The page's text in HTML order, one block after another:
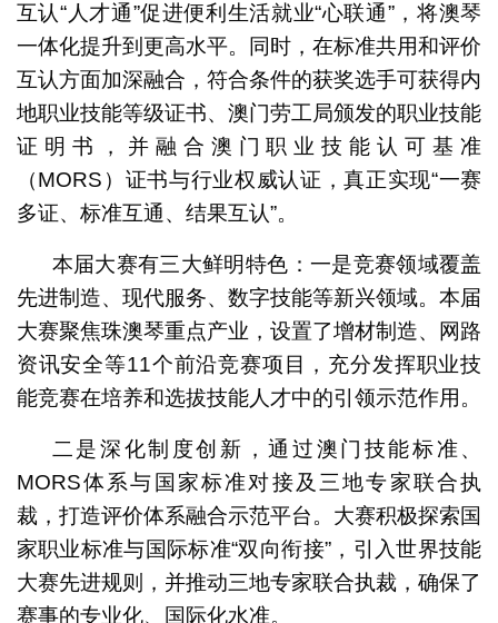
互认“人才通”促进便利生活就业“心联通”，将澳琴
一体化提升到更高水平。同时，在标准共用和评价
互认方面加深融合，符合条件的获奖选手可获得内
地职业技能等级证书、澳门劳工局颁发的职业技能
证明书，并融合澳门职业技能认可基准
（MORS）证书与行业权威认证，真正实现“一赛
多证、标准互通、结果互认”。
本届大赛有三大鲜明特色：一是竞赛领域覆盖
先进制造、现代服务、数字技能等新兴领域。本届
大赛聚焦珠澳琴重点产业，设置了增材制造、网路
资讯安全等11个前沿竞赛项目，充分发挥职业技
能竞赛在培养和选拔技能人才中的引领示范作用。
二是深化制度创新，通过澳门技能标准、
MORS体系与国家标准对接及三地专家联合执
裁，打造评价体系融合示范平台。大赛积极探索国
家职业标准与国际标准“双向衔接”，引入世界技能
大赛先进规则，并推动三地专家联合执裁，确保了
赛事的专业化、国际化水准。